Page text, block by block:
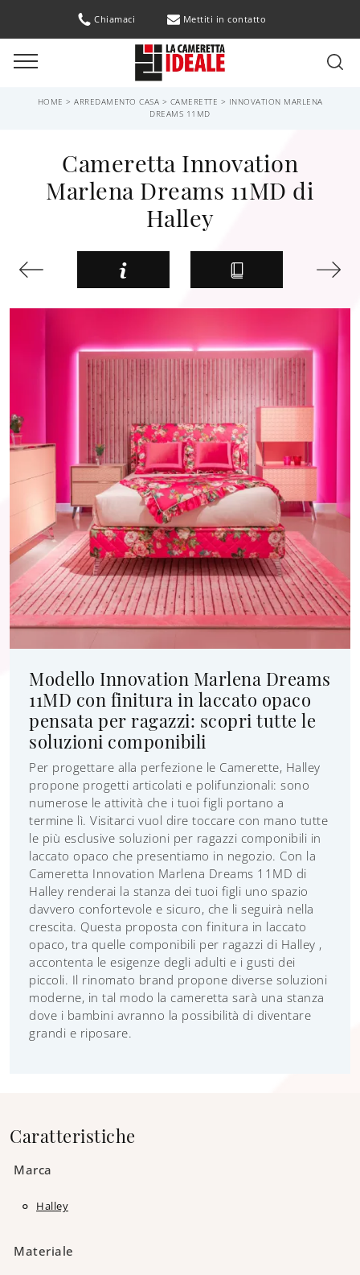
Chiamaci Mettiti in contatto
HOME > ARREDAMENTO CASA > CAMERETTE > INNOVATION MARLENA
DREAMS 11MD
Cameretta Innovation
Marlena Dreams 11MD di
Halley
Modello Innovation Marlena Dreams
11MD con finitura in laccato opaco
pensata per ragazzi: scopri tutte le
soluzioni componibili
Per progettare alla perfezione le Camerette, Halley
propone progetti articolati e polifunzionali: sono
numerose le attività che i tuoi figli portano a
termine lì. Visitarci vuol dire toccare con mano tutte
le più esclusive soluzioni per ragazzi componibili in
laccato opaco che presentiamo in negozio. Con la
Cameretta Innovation Marlena Dreams 11MD di
Halley renderai la stanza dei tuoi figli uno spazio
davvero confortevole e sicuro, che li seguirà nella
crescita. Questa proposta con finitura in laccato
opaco, tra quelle componibili per ragazzi di Halley ,
accontenta le esigenze degli adulti e i gusti dei
piccoli. Il rinomato brand propone diverse soluzioni
moderne, in tal modo la cameretta sarà una stanza
dove i bambini avranno la possibilità di diventare
grandi e riposare.
Caratteristiche
Marca
Halley
Materiale